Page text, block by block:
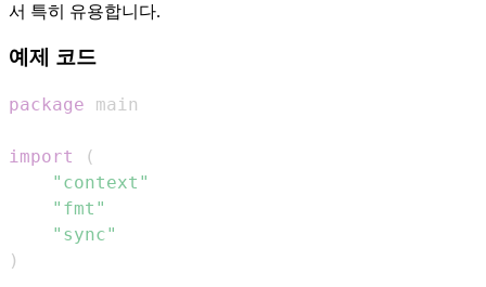
서 특히 유용합니다.
예제 코드
package
import
(
"context"
"fmt"
"sync"
)